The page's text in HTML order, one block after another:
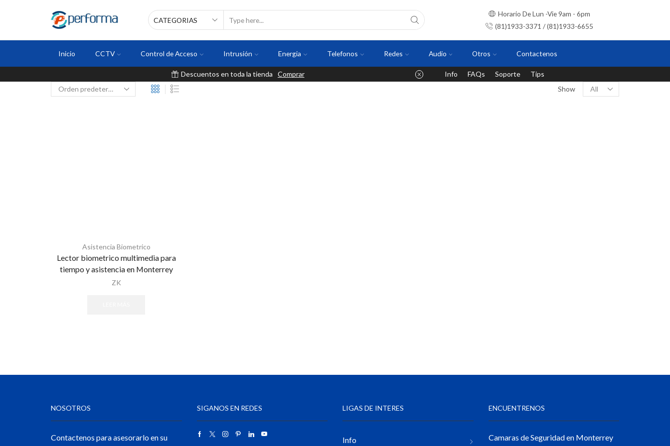
Horario De Lun -Vie 9am - 6pm
(81)1933-3371 / (81)1933-6655
Inicio CCTV Control de Acceso Intrusión Energia Telefonos Redes Audio Otros Contactenos
Descuentos en toda la tienda Comprar Info FAQs Soporte
Tips
Show
Asistencia Biometrico
Lector biometrico multimedia para
tiempo y asistencia en Monterrey
ZK
NOSOTROS
Contactenos para asesorarlo en su
SIGANOS EN REDES LIGAS DE INTERES
Info
ENCUENTRENOS
Camaras de Seguridad en Monterrey